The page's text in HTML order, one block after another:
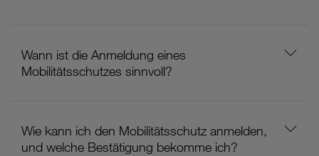
Wann ist die Anmeldung eines
Mobilitätsschutzes sinnvoll?
Wie kann ich den Mobilitätsschutz anmelden,
und welche Bestätigung bekomme ich?